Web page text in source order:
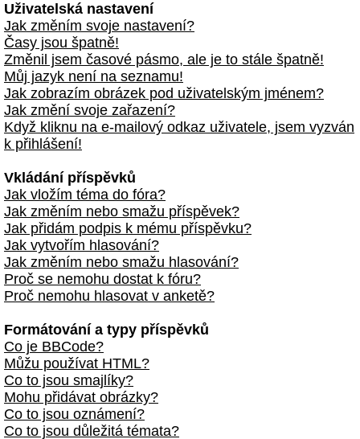
Uživatelská nastavení
Jak změním svoje nastavení?
Časy jsou špatně!
Změnil jsem časové pásmo, ale je to stále špatně!
Můj jazyk není na seznamu!
Jak zobrazím obrázek pod uživatelským jménem?
Jak změní svoje zařazení?
Když kliknu na e-mailový odkaz uživatele, jsem vyzván
k přihlášení!
Vkládání příspěvků
Jak vložím téma do fóra?
Jak změním nebo smažu příspěvek?
Jak přidám podpis k mému příspěvku?
Jak vytvořím hlasování?
Jak změním nebo smažu hlasování?
Proč se nemohu dostat k fóru?
Proč nemohu hlasovat v anketě?
Formátování a typy příspěvků
Co je BBCode?
Můžu používat HTML?
Co to jsou smajlíky?
Mohu přidávat obrázky?
Co to jsou oznámení?
Co to jsou důležitá témata?